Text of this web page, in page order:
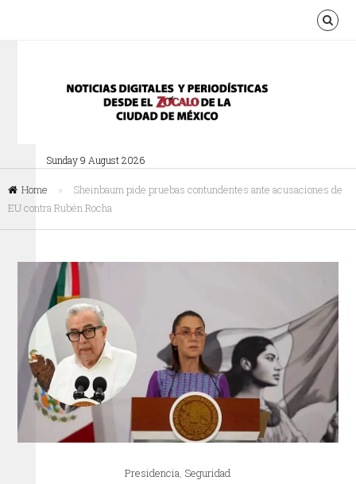
Sunday 9 August 2026
Home »
Sheinbaum pide pruebas contundentes ante acusaciones de
EU contra Rubén Rocha
Presidencia, Seguridad